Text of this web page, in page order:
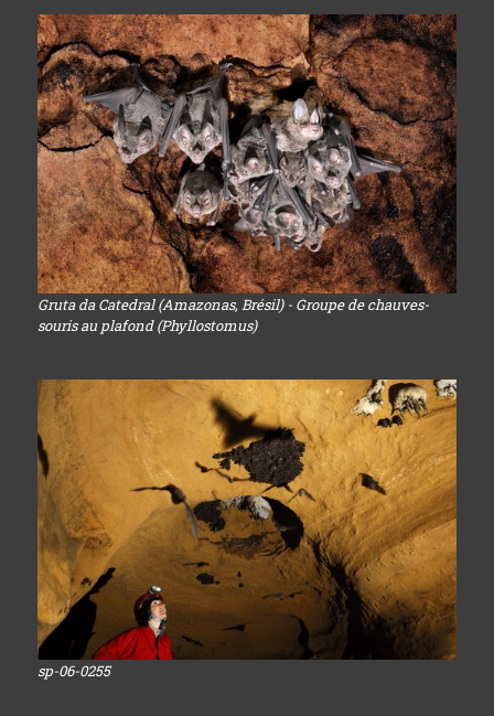
Gruta da Catedral (Amazonas, Brésil) - Groupe de chauves-
souris au plafond (Phyllostomus)
sp-06-0255